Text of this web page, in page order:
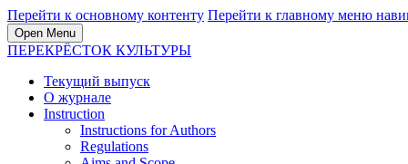
Перейти к основному контенту Перейти к главному меню
Open Menu
ПЕРЕКРЁСТОК КУЛЬТУРЫ
Текущий выпуск
О журнале
Instruction
Instructions for Authors
Regulations